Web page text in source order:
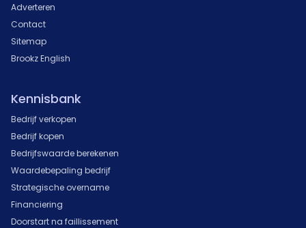
Adverteren
Contact
Sitemap
Brookz English
Kennisbank
Bedrijf verkopen
Bedrijf kopen
Bedrijfswaarde berekenen
Waardebepaling bedrijf
Strategische overname
Financiering
Doorstart na faillissement